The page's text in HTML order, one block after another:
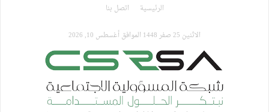
الرئيسية اتصل بنا
الاثنين 25 صفر 1448 الموافق أغسطس 10, 2026